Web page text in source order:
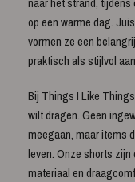
op een warme dag.
vormen ze een
praktisch als stijlvol
Bij Things I Like
wilt dragen. Geen
meegaan, maar items
leven. Onze shorts zijn
materiaal en